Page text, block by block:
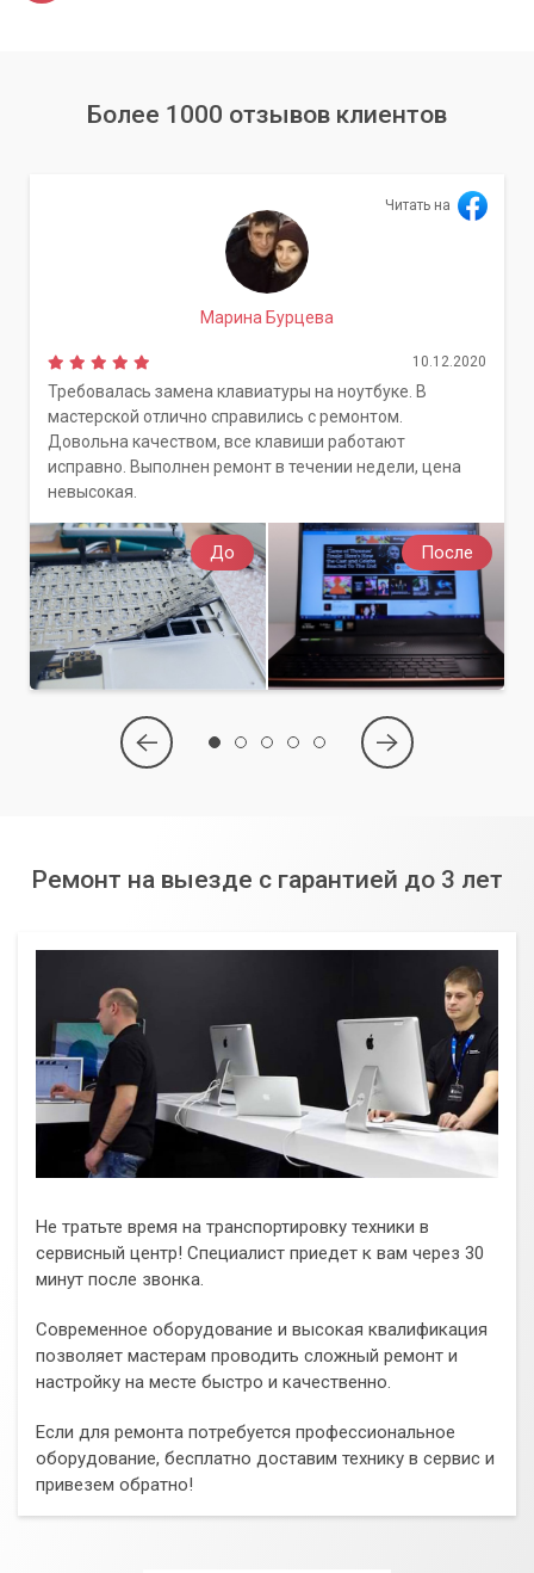
Более 1000 отзывов клиентов
До После
Читать на
Марина Бурцева
10.12.2020
Требовалась замена клавиатуры на ноутбуке. В
мастерской отлично справились с ремонтом.
Довольна качеством, все клавиши работают
исправно. Выполнен ремонт в течении недели, цена
невысокая.
Ремонт на выезде с гарантией до 3 лет
Не тратьте время на транспортировку техники в
сервисный центр! Специалист приедет к вам через 30
минут после звонка.
Современное оборудование и высокая квалификация
позволяет мастерам проводить сложный ремонт и
настройку на месте быстро и качественно.
Если для ремонта потребуется профессиональное
оборудование, бесплатно доставим технику в сервис и
привезем обратно!